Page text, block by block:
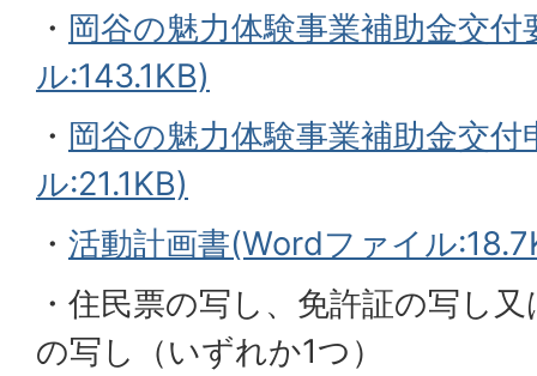
・ 岡谷の魅力体験事業補助金交
ル:143.1KB)
・ 岡谷の魅力体験事業補助金交
ル:21.1KB)
・ 活動計画書(Wordファイル
・住民票の写し、免許証の写し
の写し（いずれか1つ）